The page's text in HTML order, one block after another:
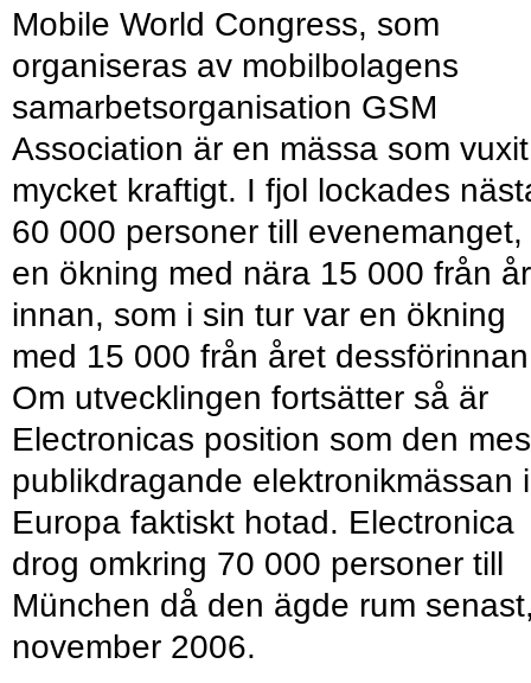
Mobile World Congress, som
organiseras av mobilbolagens
samarbetsorganisation GSM
Association är en mässa som vuxit
mycket kraftigt. I fjol lockades
60 000 personer till evenemanget,
en ökning med nära 15 000 från
innan, som i sin tur var en ökning
med 15 000 från året
Om utvecklingen fortsätter så är
Electronicas position som den
publikdragande elektronikmässan i
Europa faktiskt hotad. Electronica
drog omkring 70 000 personer till
München då den ägde rum
november 2006.